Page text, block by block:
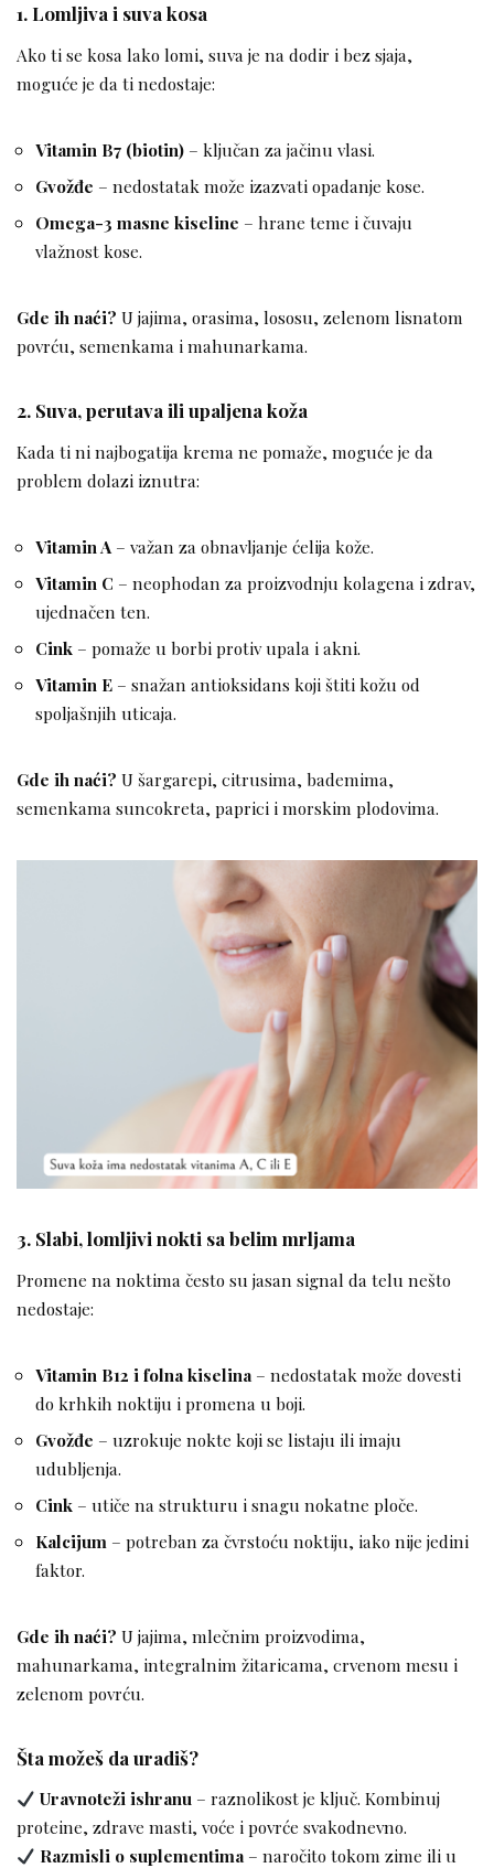
1. Lomljiva i suva kosa
Ako ti se kosa lako lomi, suva je na dodir i bez sjaja,
moguće je da ti nedostaje:
Vitamin B7 (biotin) – ključan za jačinu vlasi.
Gvožđe – nedostatak može izazvati opadanje kose.
Omega-3 masne kiseline – hrane teme i čuvaju
vlažnost kose.
Gde ih naći? U jajima, orasima, lososu, zelenom lisnatom
povrću, semenkama i mahunarkama.
2. Suva, perutava ili upaljena koža
Kada ti ni najbogatija krema ne pomaže, moguće je da
problem dolazi iznutra:
Vitamin A – važan za obnavljanje ćelija kože.
Vitamin C – neophodan za proizvodnju kolagena i zdrav,
ujednačen ten.
Cink – pomaže u borbi protiv upala i akni.
Vitamin E – snažan antioksidans koji štiti kožu od
spoljašnjih uticaja.
Gde ih naći? U šargarepi, citrusima, bademima,
semenkama suncokreta, paprici i morskim plodovima.
3. Slabi, lomljivi nokti sa belim mrljama
Promene na noktima često su jasan signal da telu nešto
nedostaje:
Vitamin B12 i folna kiselina – nedostatak može dovesti
do krhkih noktiju i promena u boji.
Gvožđe – uzrokuje nokte koji se listaju ili imaju
udubljenja.
Cink – utiče na strukturu i snagu nokatne ploče.
Kalcijum – potreban za čvrstoću noktiju, iako nije jedini
faktor.
Gde ih naći? U jajima, mlečnim proizvodima,
mahunarkama, integralnim žitaricama, crvenom mesu i
zelenom povrću.
Šta možeš da uradiš?
Uravnoteži ishranu – raznolikost je ključ. Kombinuj
proteine, zdrave masti, voće i povrće svakodnevno.
Razmisli o suplementima – naročito tokom zime ili u